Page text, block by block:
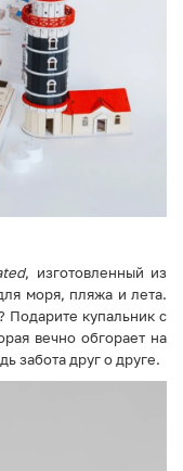
, изготовленный из
моря, пляжа и лета.
Подарите купальник с
вечно обгорает на
забота друг о друге.